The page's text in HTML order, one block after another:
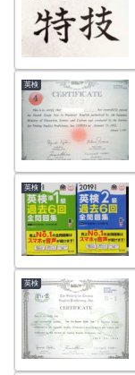
英検
英検
英検